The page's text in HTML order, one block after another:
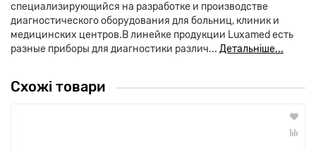
специализирующийся на разработке и производстве
диагностического оборудования для больниц, клиник и
медицинских центров.В линейке продукции Luxamed есть
разные приборы для диагностики различ... Детальніше...
Схожі товари